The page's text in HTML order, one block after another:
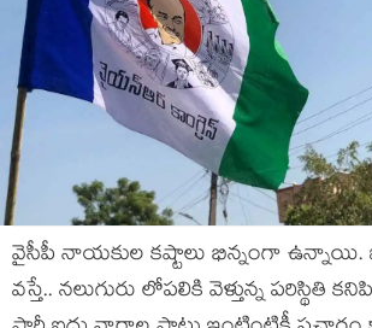
వైసీపీ నాయ‌కుల క‌ష్టాలు భిన్నంగా ఉన్నాయి.
వ‌స్తే.. న‌లుగురు లోప‌లికి వెళ్తున్న ప‌రిస్థితి